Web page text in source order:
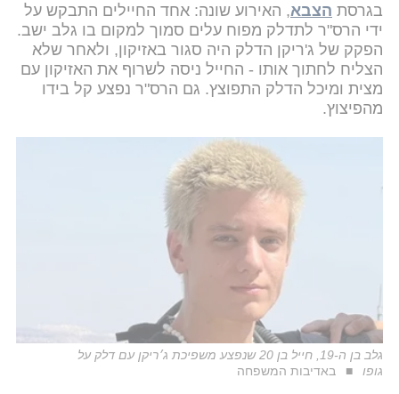
בגרסת הצבא, האירוע שונה: אחד החיילים התבקש על
ידי הרס"ר לתדלק מפוח עלים סמוך למקום בו גלב ישב.
הפקק של ג'ריקן הדלק היה סגור באזיקון, ולאחר שלא
הצליח לחתוך אותו - החייל ניסה לשרוף את האזיקון עם
מצית ומיכל הדלק התפוצץ. גם הרס"ר נפצע קל בידו
מהפיצוץ.
גלב בן ה-19, חייל בן 20 שנפצע משפיכת ג׳ריקן עם דלק על
גופו
באדיבות המשפחה